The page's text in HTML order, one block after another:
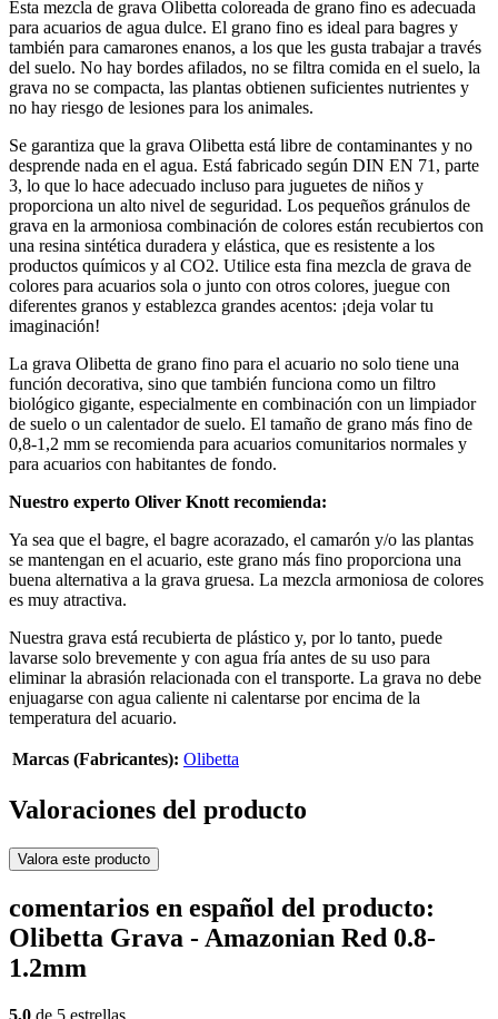
Esta mezcla de grava Olibetta coloreada de grano fino es adecuada
para acuarios de agua dulce. El grano fino es ideal para bagres y
también para camarones enanos, a los que les gusta trabajar a través
del suelo. No hay bordes afilados, no se filtra comida en el suelo, la
grava no se compacta, las plantas obtienen suficientes nutrientes y
no hay riesgo de lesiones para los animales.
Se garantiza que la grava Olibetta está libre de contaminantes y no
desprende nada en el agua. Está fabricado según DIN EN 71, parte
3, lo que lo hace adecuado incluso para juguetes de niños y
proporciona un alto nivel de seguridad. Los pequeños gránulos de
grava en la armoniosa combinación de colores están recubiertos con
una resina sintética duradera y elástica, que es resistente a los
productos químicos y al CO2. Utilice esta fina mezcla de grava de
colores para acuarios sola o junto con otros colores, juegue con
diferentes granos y establezca grandes acentos: ¡deja volar tu
imaginación!
La grava Olibetta de grano fino para el acuario no solo tiene una
función decorativa, sino que también funciona como un filtro
biológico gigante, especialmente en combinación con un limpiador
de suelo o un calentador de suelo. El tamaño de grano más fino de
0,8-1,2 mm se recomienda para acuarios comunitarios normales y
para acuarios con habitantes de fondo.
Nuestro experto Oliver Knott recomienda:
Ya sea que el bagre, el bagre acorazado, el camarón y/o las plantas
se mantengan en el acuario, este grano más fino proporciona una
buena alternativa a la grava gruesa. La mezcla armoniosa de colores
es muy atractiva.
Nuestra grava está recubierta de plástico y, por lo tanto, puede
lavarse solo brevemente y con agua fría antes de su uso para
eliminar la abrasión relacionada con el transporte. La grava no debe
enjuagarse con agua caliente ni calentarse por encima de la
temperatura del acuario.
Marcas (Fabricantes): Olibetta
Valoraciones del producto
Valora este producto
comentarios en español del producto:
Olibetta Grava - Amazonian Red 0.8-
1.2mm
5,0 de 5 estrellas